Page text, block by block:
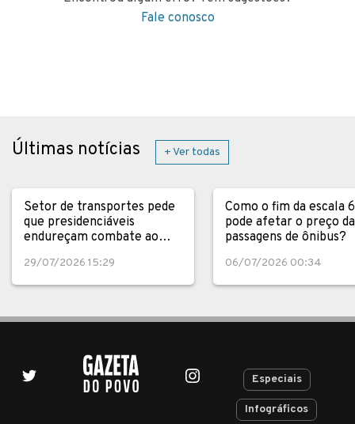
Fale conosco
Últimas notícias + Ver todas
Setor de transportes pede
que presidenciáveis
endureçam combate ao
29/07/2026 15:29
Como o fim da escala
pode afetar o preço
passagens de ônibus?
06/07/2026 00:34
Especiais
Infográficos